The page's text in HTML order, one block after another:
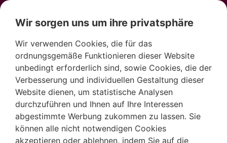
Wein aus der
Marina Alta, ein
Wir sorgen uns um ihre privatsphäre
Wir verwenden Cookies, die für das
ordnungsgemäße Funktionieren dieser Website
unbedingt erforderlich sind, sowie Cookies, die der
Verbesserung und individuellen Gestaltung dieser
Website dienen, um statistische Analysen
durchzuführen und Ihnen auf Ihre Interessen
abgestimmte Werbung zukommen zu lassen. Sie
können alle nicht notwendigen Cookies
akzeptieren oder ablehnen, indem Sie auf die